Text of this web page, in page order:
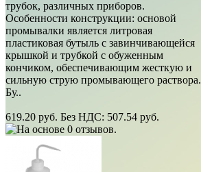
трубок, различных приборов.
Особенности конструкции: основой
промывалки является литровая
пластиковая бутыль с завинчивающейся
крышкой и трубкой с обуженным
кончиком, обеспечивающим жесткую и
сильную струю промывающего раствора.
Бу..
619.20 руб. Без НДС: 507.54 руб.